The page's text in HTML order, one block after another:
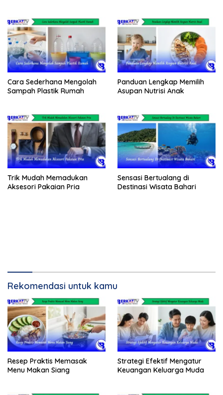
Cara Sederhana Mengolah
Sampah Plastik Rumah
Panduan Lengkap Memilih
Asupan Nutrisi Anak
Trik Mudah Memadukan
Aksesori Pakaian Pria
Sensasi Bertualang di
Destinasi Wisata Bahari
Rekomendasi untuk kamu
Resep Praktis Memasak
Menu Makan Siang
Strategi Efektif Mengatur
Keuangan Keluarga Muda